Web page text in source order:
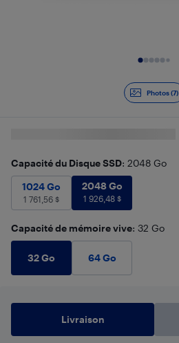
Photos (7)
Capacité du Disque SSD: 2048 Go
1024 Go
1 761,56$
1024 Go
1 761,56 $
2048 Go
2048 Go
1 926,48$
Capacité de mémoire vive: 32 Go
32 Go 64 Go
Livraison